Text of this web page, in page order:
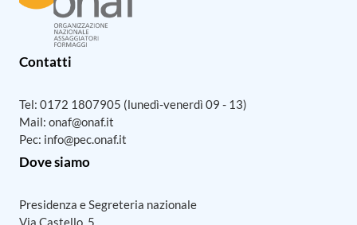
Contatti
Tel: 0172 1807905 (lunedì-venerdì 09 - 13)
Mail: onaf@onaf.it
Pec: info@pec.onaf.it
Dove siamo
Presidenza e Segreteria nazionale
Via Castello, 5